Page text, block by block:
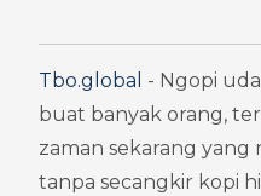
Tbo.global - Ngopi
buat banyak orang,
zaman sekarang yang
tanpa secangkir kopi